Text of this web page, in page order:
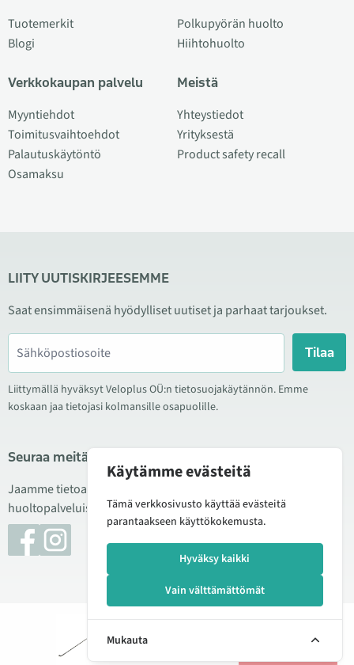
0,90 €
ostoskoriin
Tuotemerkit
Blogi
Verkkokaupan palvelu
Myyntiehdot
Toimitusvaihtoehdot
Palautuskäytöntö
Osamaksu
Polkupyörän huolto
Hiihtohuolto
Meistä
Yhteystiedot
Yrityksestä
Product safety recall
LIITY UUTISKIRJEESEMME
Saat ensimmäisenä hyödylliset uutiset ja parhaat tarjoukset.
Tilaa
Liittymällä hyväksyt Veloplus OÜ:n tietosuojakäytännön. Emme
koskaan jaa tietojasi kolmansille osapuolille.
Seuraa meitä sosiaalisessa mediassa
Jaamme tietoa hyvistä tarjouksista, uusista tuotteista ja
huoltopalveluista. Joskus julkaisemme myös tuote-esittelyjä.
Hallitse evästeitä
Käytämme evästeitä
Tämä verkkosivusto käyttää evästeitä
parantaakseen käyttökokemusta.
Hyväksy kaikki
Vain välttämättömät
Mukauta